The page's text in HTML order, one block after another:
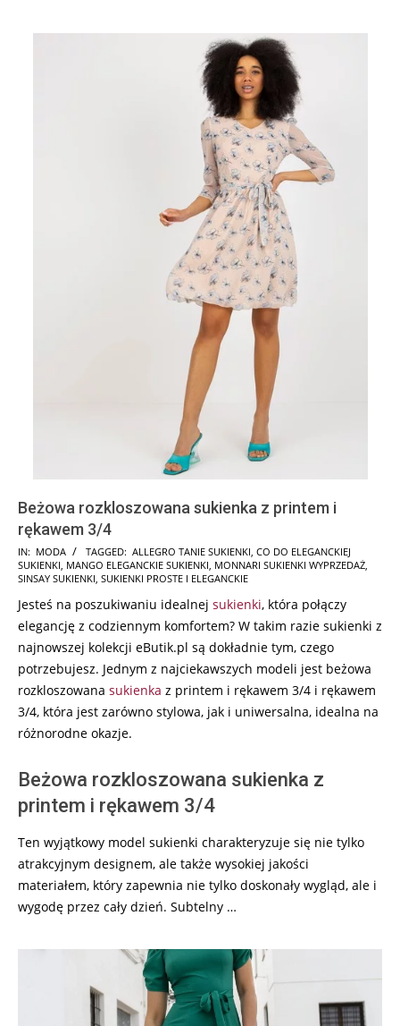
Beżowa rozkloszowana sukienka z printem i
rękawem 3/4
2025-
07-
IN: MODA TAGGED: ALLEGRO TANIE SUKIENKI, CO DO ELEGANCKIEJ
SUKIENKI, MANGO ELEGANCKIE SUKIENKI, MONNARI SUKIENKI WYPRZEDAŻ,
SINSAY SUKIENKI, SUKIENKI PROSTE I ELEGANCKIE
Jesteś na poszukiwaniu idealnej sukienki, która połączy
elegancję z codziennym komfortem? W takim razie sukienki z
najnowszej kolekcji eButik.pl są dokładnie tym, czego
potrzebujesz. Jednym z najciekawszych modeli jest beżowa
rozkloszowana sukienka z printem i rękawem 3/4 i rękawem
3/4, która jest zarówno stylowa, jak i uniwersalna, idealna na
różnorodne okazje.
Beżowa rozkloszowana sukienka z
printem i rękawem 3/4
Ten wyjątkowy model sukienki charakteryzuje się nie tylko
atrakcyjnym designem, ale także wysokiej jakości
materiałem, który zapewnia nie tylko doskonały wygląd, ale i
wygodę przez cały dzień. Subtelny …